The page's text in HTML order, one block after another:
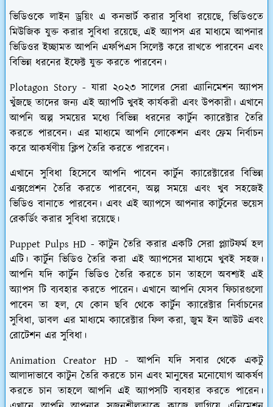
ভিডিওকে লাইন ড্রয়িং এ কনভার্ট করার সুবিধা রয়েছে, ভিডিওতে
মিউজিক যুক্ত করার সুবিধা রয়েছে, এই অ্যাপস এর মাধ্যমে আপনার
ভিডিওর ইচ্ছামত আপনি এফপিএস সিলেক্ট করে রাখতে পারবেন এবং
বিভিন্ন ধরনের ইফেক্ট যুক্ত করতে পারবেন।
Plotagon Story -যারা ২০২৩ সালের সেরা এ্যানিমেশন অ্যাপস
খুঁজছে তাদের জন্য এই অ্যাপটি খুবই কার্যকরী এবং উপকারী। এখানে
আপনি অল্প সময়ের মধ্যে বিভিন্ন ধরনের কার্টুন ক্যারেক্টার তৈরি
করতে পারবেন। এর মাধ্যমে আপনি লোকেশন এবং ফ্রেম নির্বাচন
করে আকর্ষণীয় ক্লিপ তৈরি করতে পারবেন।
এখানে সুবিধা হিসেবে আপনি পাবেন কার্টুন ক্যারেক্টারের বিভিন্ন
এক্সপ্রেশন তৈরি করতে পারবেন, অল্প সময়ে এবং খুব সহজেই
ভিডিও বানাতে পারবেন। এবং এই অ্যাপসে আপনার কার্টুনের ভয়েস
রেকর্ডিং করার সুবিধা রয়েছে।
Puppet Pulps HD -কাটুন তৈরি করার একটি সেরা প্ল্যাটফর্ম হল
এটি। কার্টুন ভিডিও তৈরি করা এই অ্যাপসের মাধ্যমে খুবই সহজ।
আপনি যদি কার্টুন ভিডিও তৈরি করতে চান তাহলে অবশ্যই এই
অ্যাপস টি ব্যবহার করতে পারেন। এখানে আপনি যেসব ফিচারগুলো
পাবেন তা হল, যে কোন ছবি থেকে কার্টুন ক্যারেক্টার নির্বাচনের
সুবিধা, ডাবল এর মাধ্যমে ক্যারেক্টার ফিল করা, জুম ইন আউট এবং
রোটেশন এর সুবিধা।
Animation Creator HD -আপনি যদি সবার থেকে একটু
আলাদাভাবে কাটুন তৈরি করতে চান এবং মানুষের মনোযোগ আকর্ষণ
করতে চান তাহলে আপনি এই অ্যাপসটি ব্যবহার করতে পারেন।